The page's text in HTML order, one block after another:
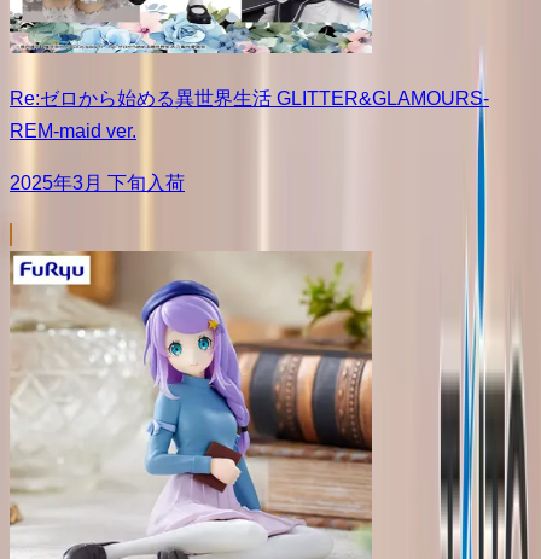
Re:ゼロから始める異世界生活 GLITTER&GLAMOURS-
REM-maid ver.
2025年3月 下旬入荷